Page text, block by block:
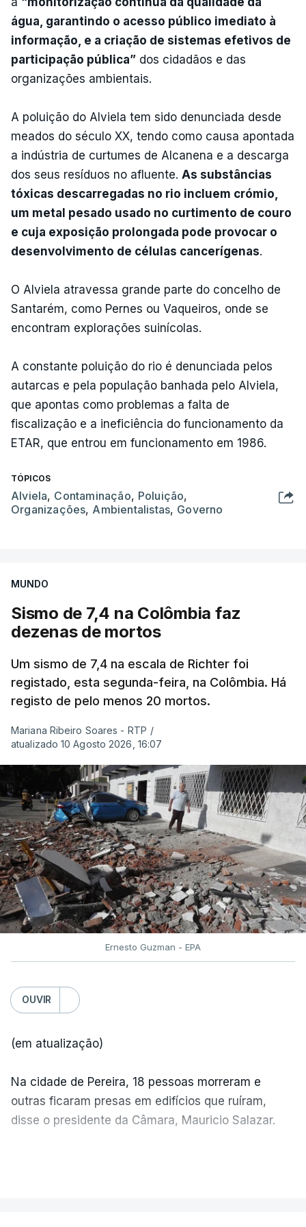
água, garantindo o acesso público imediato à
informação, e a criação de sistemas efetivos de
participação pública” dos cidadãos e das
organizações ambientais.
A poluição do Alviela tem sido denunciada desde
meados do século XX, tendo como causa apontada
a indústria de curtumes de Alcanena e a descarga
dos seus resíduos no afluente. As substâncias
tóxicas descarregadas no rio incluem crómio,
um metal pesado usado no curtimento de couro
e cuja exposição prolongada pode provocar o
desenvolvimento de células cancerígenas.
O Alviela atravessa grande parte do concelho de
Santarém, como Pernes ou Vaqueiros, onde se
encontram explorações suinícolas.
A constante poluição do rio é denunciada pelos
autarcas e pela população banhada pelo Alviela,
que apontas como problemas a falta de
fiscalização e a ineficiência do funcionamento da
ETAR, que entrou em funcionamento em 1986.
TÓPICOS
Alviela, Contaminação, Poluição,
Organizações, Ambientalistas, Governo
MUNDO
Sismo de 7,4 na Colômbia faz
dezenas de mortos
Um sismo de 7,4 na escala de Richter foi
registado, esta segunda-feira, na Colômbia. Há
registo de pelo menos 20 mortos.
Mariana Ribeiro Soares - RTP /
atualizado 10 Agosto 2026, 16:07
Ernesto Guzman - EPA
OUVIR
(em atualização)
Na cidade de Pereira, 18 pessoas morreram e
outras ficaram presas em edifícios que ruíram,
disse o presidente da Câmara, Mauricio Salazar.